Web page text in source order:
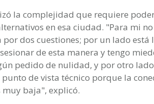
la complejidad que requiere
en esa ciudad. "Para mi
dos cuestiones; por un lado
de esta manera y tengo
pedido de nulidad, y por otro
de vista técnico porque la
baja", explicó.